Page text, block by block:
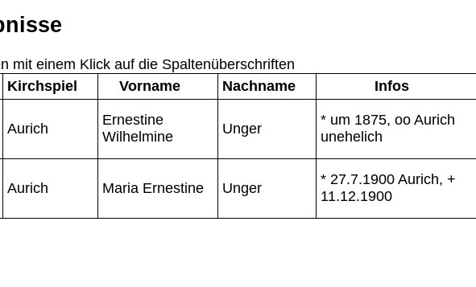
mit einem Klick auf die Spaltenüberschriften
Kirchspiel Vorname Nachname Infos
Aurich
Ernestine
Wilhelmine
Unger
* um 1875, oo Aurich
unehelich
Aurich Maria Ernestine Unger
* 27.7.1900 Aurich, +
11.12.1900